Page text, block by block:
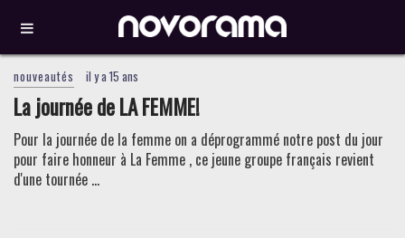
nouveautés il y a 15 ans
La journée de LA FEMME!
Pour la journée de la femme on a déprogrammé notre post du jour
pour faire honneur à La Femme , ce jeune groupe français revient
d'une tournée ...